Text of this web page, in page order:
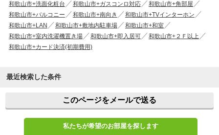
和歌山市+洗面化粧台
和歌山市+ガスコンロ対応
和歌山市+角部屋
和歌山市+バルコニー
和歌山市+南向き
和歌山市+TVインターホン
和歌山市+LAN
和歌山市+敷地内駐車場
和歌山市+和室
和歌山市+室内洗濯機置き場
和歌山市+即入居可
和歌山市+２Ｆ以上
和歌山市+カード決済(初期費用)
最近検索した条件
このページをメールで送る
私たちが希望のお部屋を探します